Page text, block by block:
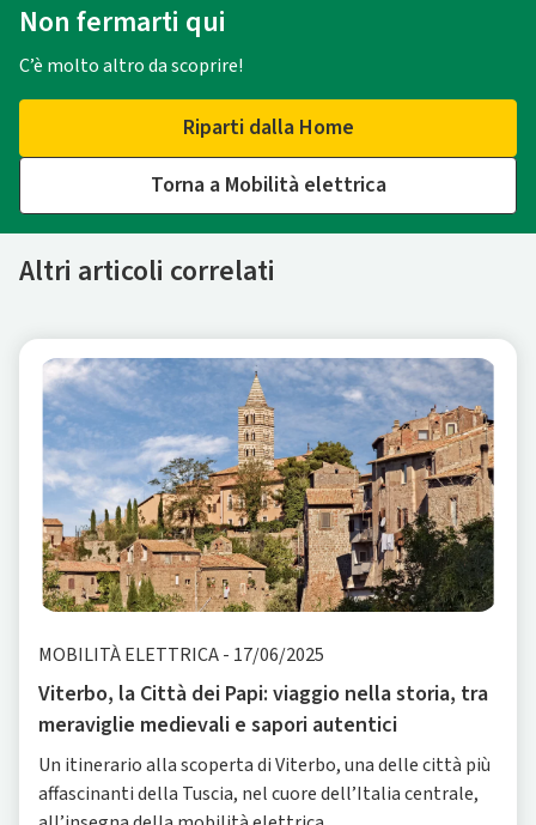
Non fermarti qui
C’è molto altro da scoprire!
Riparti dalla Home
Torna a Mobilità elettrica
Altri articoli correlati
MOBILITÀ ELETTRICA- 17/06/2025
Viterbo, la Città dei Papi: viaggio nella storia, tra
meraviglie medievali e sapori autentici
Un itinerario alla scoperta di Viterbo, una delle città più
affascinanti della Tuscia, nel cuore dell’Italia centrale,